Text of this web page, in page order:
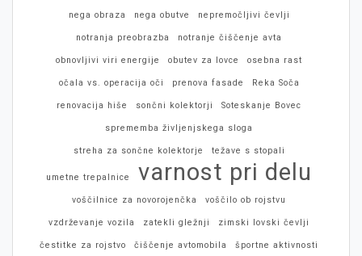
nega obraza nega obutve nepremočljivi čevlji
notranja preobrazba notranje čiščenje avta
obnovljivi viri energije obutev za lovce osebna rast
očala vs. operacija oči prenova fasade Reka Soča
renovacija hiše sončni kolektorji Soteskanje Bovec
sprememba življenjskega sloga
streha za sončne kolektorje težave s stopali
umetne trepalnice varnost pri delu
voščilnice za novorojenčka voščilo ob rojstvu
vzdrževanje vozila zatekli gležnji zimski lovski čevlji
čestitke za rojstvo čiščenje avtomobila športne aktivnosti